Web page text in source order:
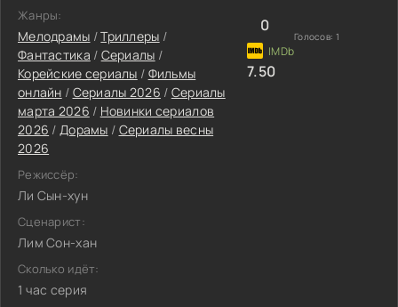
Жанры:
Мелодрамы /Триллеры /
Фантастика / Сериалы /
Корейские сериалы / Фильмы
онлайн / Сериалы 2026 / Сериалы
марта 2026 / Новинки сериалов
2026 / Дорамы / Сериалы весны
2026
Режиссёр:
Ли Сын-хун
Сценарист:
Лим Сон-хан
Сколько идёт:
1 час серия
0
Голосов: 1
7.50